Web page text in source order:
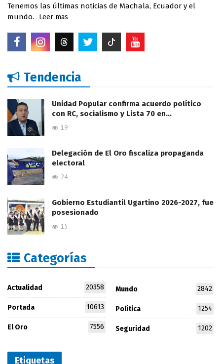
Tenemos las últimas noticias de Machala, Ecuador y el
mundo.
Leer mas
Tendencia
Unidad Popular confirma acuerdo político
con RC, socialismo y Lista 70 en…
19
Delegación de El Oro fiscaliza propaganda
electoral
24
Gobierno Estudiantil Ugartino 2026-2027, fue
posesionado
15
Categorías
Actualidad 20358
Portada 10613
El Oro 7556
Mundo 2842
Política 1254
Seguridad 1202
Etiquetas